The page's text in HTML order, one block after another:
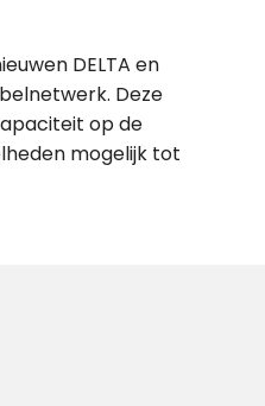
DELTA en
Deze
op de
mogelijk tot